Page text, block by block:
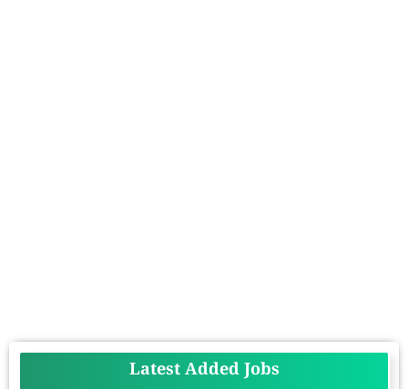
Latest Added Jobs